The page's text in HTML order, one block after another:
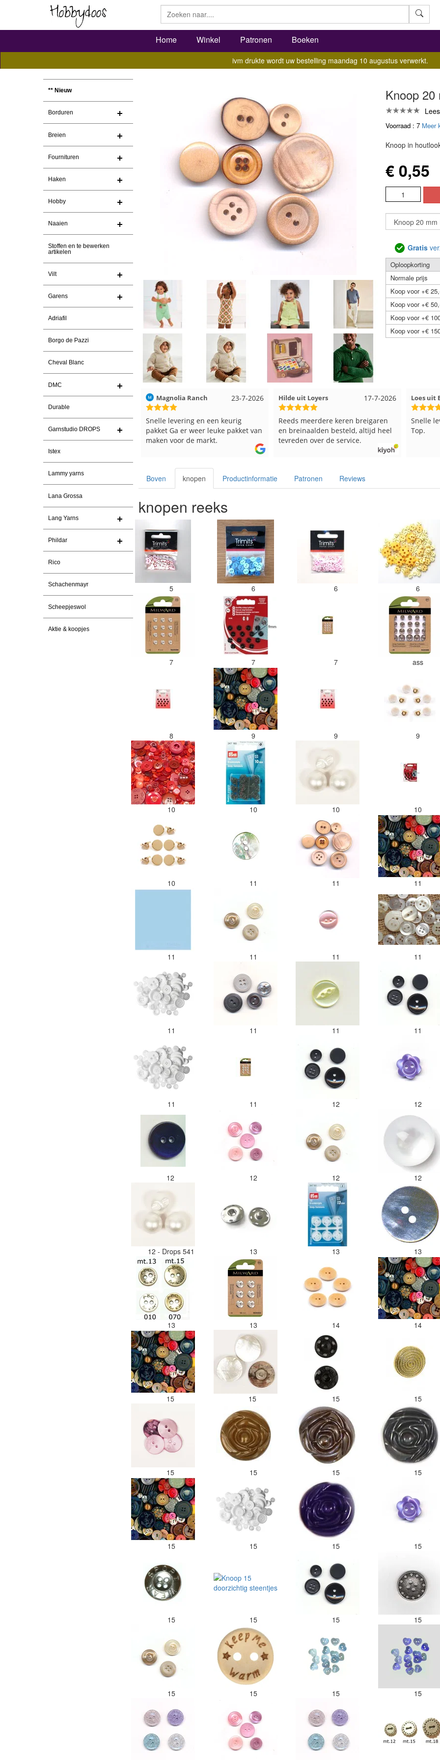
Home Winkel Patronen Boeken
ivm drukte wordt uw bestelling maandag 10 augustus verwerkt.
** Nieuw
Borduren
Breien
Fournituren
Haken
Hobby
Naaien
Stoffen en te bewerken
artikelen
Vilt
Garens
Adriafil
Borgo de Pazzi
Cheval Blanc
DMC
Durable
Garnstudio DROPS
Istex
Lammy yarns
Lana Grossa
Lang Yarns
Phildar
Rico
Schachenmayr
Scheepjeswol
Aktie & koopjes
Knoop
Voorraad : 7 Meer
Knoop in
€ 0,55
Gratis
Oploopkorting
Normale prijs
Koop voor +€
Koop voor +€
Koop voor +€
Koop voor +€
30-7-2026
Christel Vanderlinden
Snelle levering. En prima garen
23-7-2026
Magnolia Ranch
Snelle levering en een keurig
pakket Ga er weer leuke pakket van
maken voor de markt.
17-7-2026
Hilde uit Loyers
Reeds meerdere keren breigaren
en breinaalden besteld, altijd heel
tevreden over de service.
Loes uit
Snelle
Top.
Boven knopen Productinformatie Patronen Reviews
knopen reeks
5 6 6 6
7 7 7 ass
8 9 9 9
10 10 10 10
10 11 11 11
11 11 11 11
11 11 11 11
11 11 12 12
12 12 12 12
12 - Drops 541 13 13 13
13 13 14 14
15 15 15 15
15 15 15 15
15 15 15 15
15 15 15 15
15 15 15 15